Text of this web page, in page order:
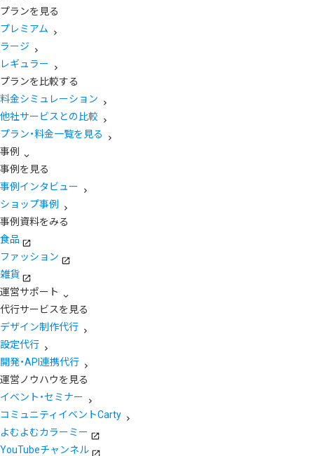
プランを見る
プレミアム
ラージ
レギュラー
プランを比較する
料金シミュレーション
他社サービスとの比較
プラン・料金一覧を見る
事例
事例を見る
事例インタビュー
ショップ事例
事例資料をみる
食品
ファッション
雑貨
運営サポート
代行サービスを見る
デザイン制作代行
設定代行
開発・API連携代行
運営ノウハウを見る
イベント・セミナー
コミュニティイベントCarty
よむよむカラーミー
YouTubeチャンネル